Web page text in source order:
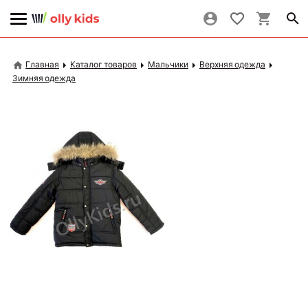
Главная Каталог товаров Мальчики
Верхняя одежда
Зимняя одежда